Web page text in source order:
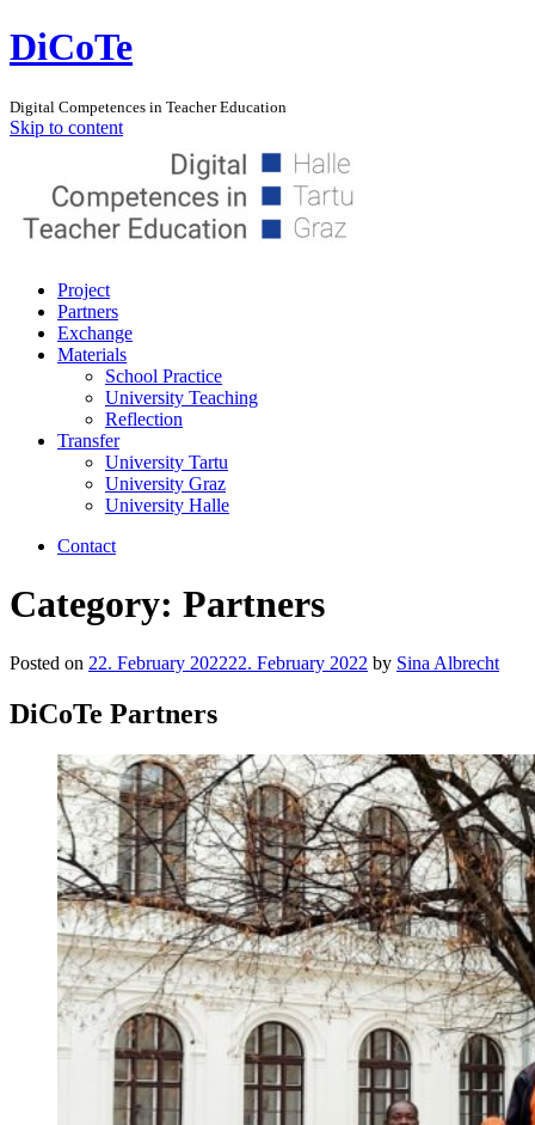
DiCoTe
Digital Competences in Teacher Education
Skip to content
Project
Partners
Exchange
Materials
School Practice
University Teaching
Reflection
Transfer
University Tartu
University Graz
University Halle
Contact
Category: Partners
Posted on 22. February 202222. February 2022 by Sina Albrecht
DiCoTe Partners